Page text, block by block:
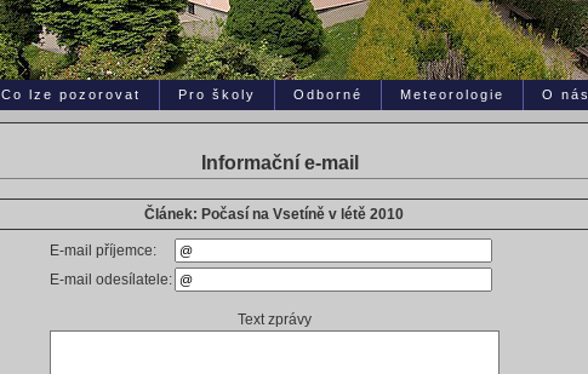
Co lze pozorovat Pro školy Odborné Meteorologie O nás
Informační e-mail
Článek: Počasí na Vsetíně v létě 2010
E-mail příjemce:
E-mail odesílatele:
Text zprávy